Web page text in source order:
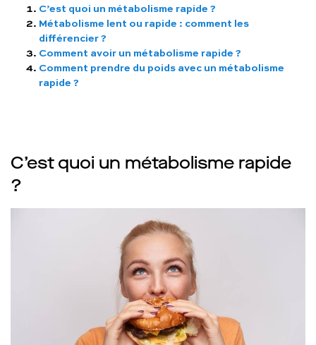
C’est quoi un métabolisme rapide ?
Métabolisme lent ou rapide : comment les
différencier ?
Comment avoir un métabolisme rapide ?
Comment prendre du poids avec un métabolisme
rapide ?
C’est quoi un métabolisme rapide
?